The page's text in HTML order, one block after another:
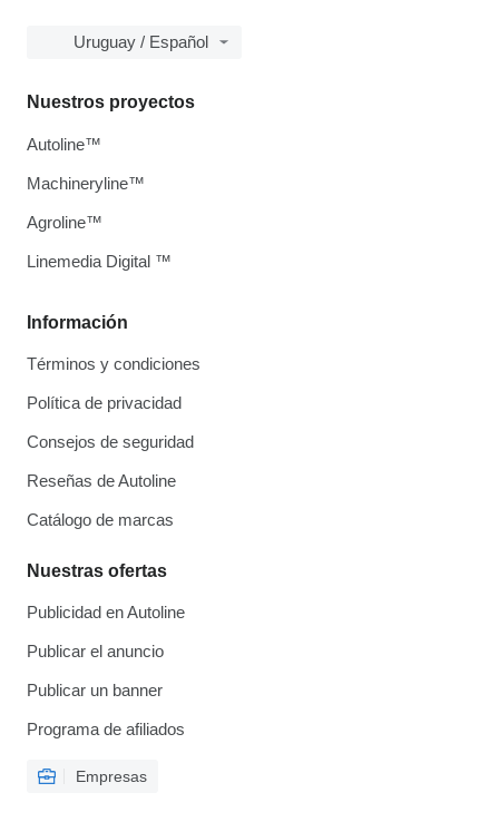
Uruguay / Español
Información
Términos y condiciones
Política de privacidad
Consejos de seguridad
Reseñas de Autoline
Catálogo de marcas
Nuestras ofertas
Publicidad en Autoline
Publicar el anuncio
Publicar un banner
Programa de afiliados
Empresas
Nuestros proyectos
Autoline™
Machineryline™
Agroline™
Linemedia Digital ™